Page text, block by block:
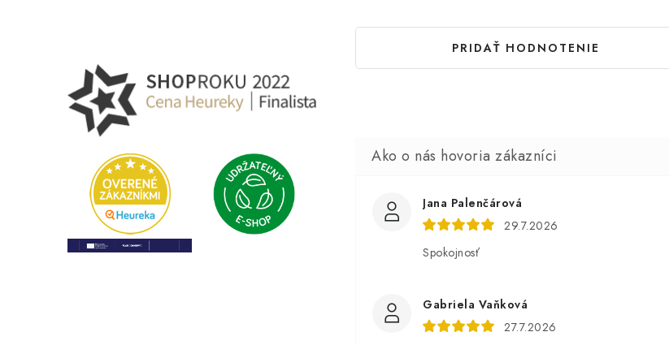
PRIDAŤ HODNOTENIE
Jana Palenčárová
29.7.2026
Spokojnosť
Gabriela Vaňková
27.7.2026